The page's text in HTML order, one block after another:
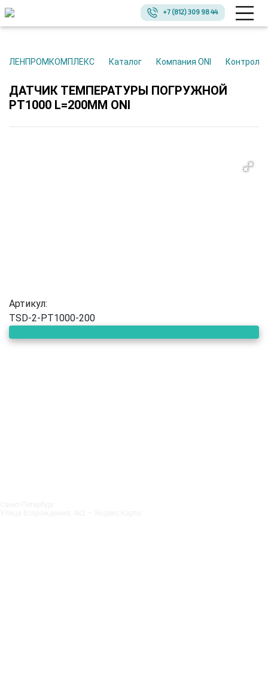
+7 (812) 309 98 44
ЛЕНПРОМКОМПЛЕКС Каталог Компания ONI
ДАТЧИК ТЕМПЕРАТУРЫ ПОГРУЖНОЙ
PT1000 L=200ММ ONI
Артикул:
TSD-2-PT1000-200